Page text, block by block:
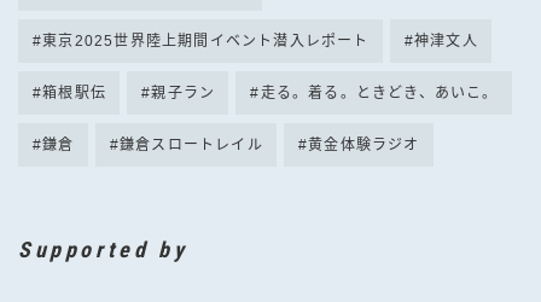
東京2025世界陸上期間イベント潜入レポート 神津文人
箱根駅伝 親子ラン 走る。着る。ときどき、あいこ。
鎌倉 鎌倉スロートレイル 黄金体験ラジオ
Supported by